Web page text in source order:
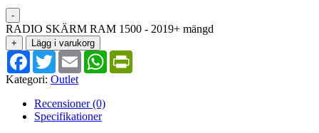
-
RADIO SKÄRM RAM 1500 - 2019+ mängd
+ Lägg i varukorg
Facebook
TwitterEmail WhatsApp
Kategori: Outlet
Recensioner (0)
Specifikationer